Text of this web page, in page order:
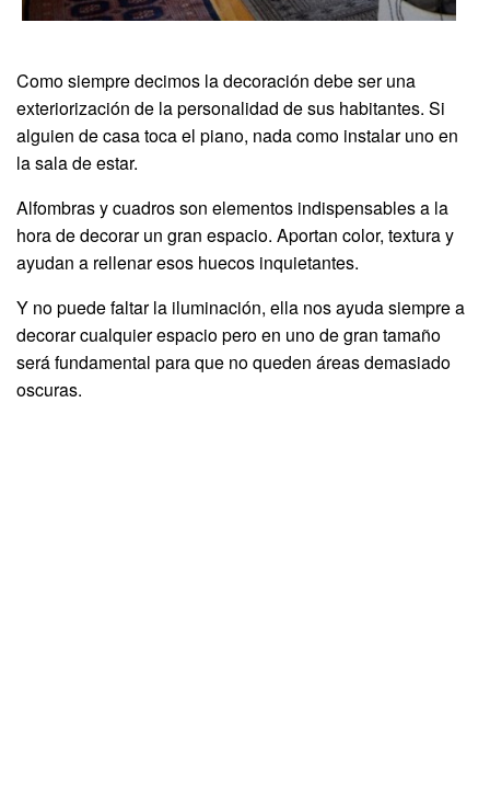
Como siempre decimos la decoración debe ser una
exteriorización de la personalidad de sus habitantes. Si
alguien de casa toca el piano, nada como instalar uno en
la sala de estar.
Alfombras y cuadros son elementos indispensables a la
hora de decorar un gran espacio. Aportan color, textura y
ayudan a rellenar esos huecos inquietantes.
Y no puede faltar la iluminación, ella nos ayuda siempre a
decorar cualquier espacio pero en uno de gran tamaño
será fundamental para que no queden áreas demasiado
oscuras.